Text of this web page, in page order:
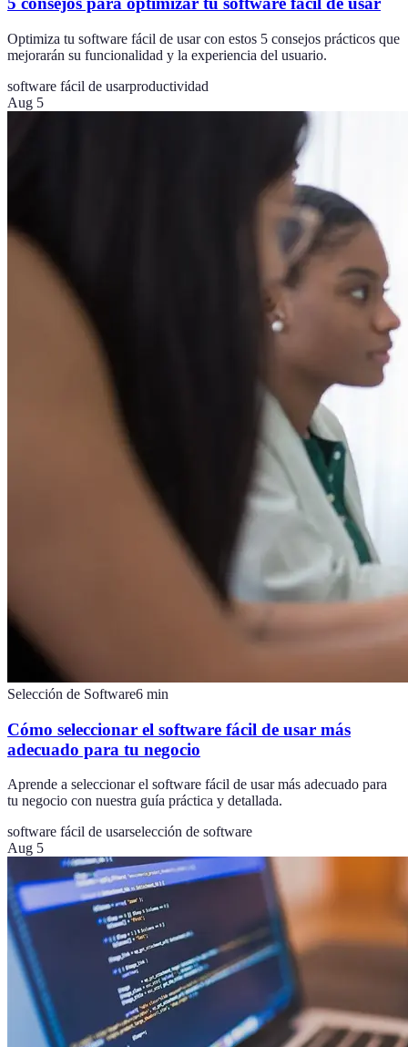
Optimiza tu software fácil de usar con estos 5 consejos prácticos que
mejorarán su funcionalidad y la experiencia del usuario.
software fácil de usarproductividad
Aug 5
Selección de Software6 min
Cómo seleccionar el software fácil de usar más
adecuado para tu negocio
Aprende a seleccionar el software fácil de usar más adecuado para
tu negocio con nuestra guía práctica y detallada.
software fácil de usarselección de software
Aug 5